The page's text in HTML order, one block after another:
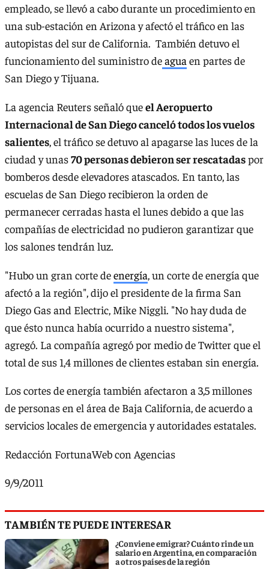
empleado, se llevó a cabo durante un procedimiento en
una sub-estación en Arizona y afectó el tráfico en las
autopistas del sur de California. También detuvo el
funcionamiento del suministro deagua en partes de
San Diego y Tijuana.
La agencia Reuters señaló queel Aeropuerto
Internacional de San Diego canceló todos los vuelos
salientes, el tráfico se detuvo al apagarse las luces de la
ciudad y unas70 personas debieron ser rescatadaspor
bomberos desde elevadores atascados. En tanto, las
escuelas de San Diego recibieron la orden de
permanecer cerradas hasta el lunes debido a que las
compañías de electricidad no pudieron garantizar que
los salones tendrán luz.
"Hubo un gran corte deenergía , un corte de energía que
afectó a la región", dijo el presidente de la firma San
Diego Gas and Electric, Mike Niggli. "No hay duda de
que ésto nunca había ocurrido a nuestro sistema",
agregó. La compañía agregó por medio de Twitter que el
total de sus 1,4 millones de clientes estaban sin energía.
Los cortes de energía también afectaron a 3,5 millones
de personas en el área de Baja California, de acuerdo a
servicios locales de emergencia y autoridades estatales.
Redacción FortunaWeb con Agencias
9/9/2011
TAMBIÉN TE PUEDE INTERESAR
¿Conviene emigrar? Cuánto rinde un
salario en Argentina, en comparación
a otros países de la región